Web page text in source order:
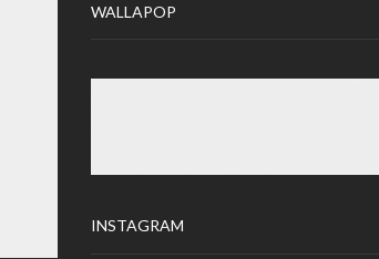
WALLAPOP
INSTAGRAM